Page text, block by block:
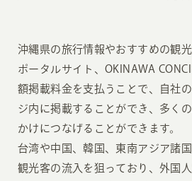
沖縄県の旅行情報やおすすめの観
ポータルサイト、OKINAWA
額掲載料金を支払うことで、自社
ジ内に掲載することができ、多く
かけにつなげることができます。
台湾や中国、韓国、東南アジア諸
観光客の流入を狙っており、外国